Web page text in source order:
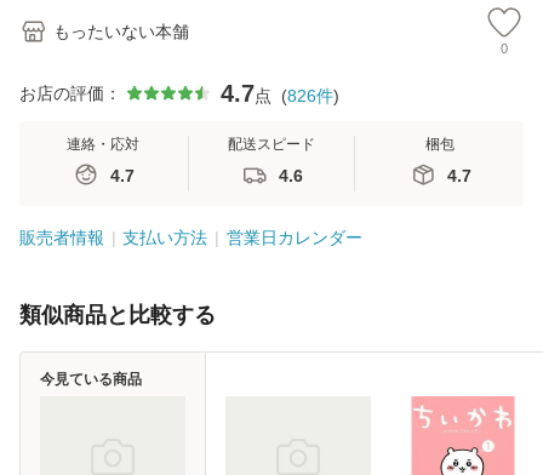
もったいない本舗
0
お店の評価： 4.7点 (826件)
連絡・応対
4.7
配送スピード
4.6
梱包
4.7
販売者情報 支払い方法 営業日カレンダー
類似商品と比較する
今見ている商品